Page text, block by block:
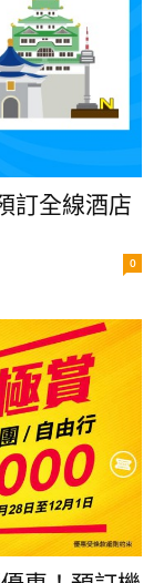
訂全線酒店
0